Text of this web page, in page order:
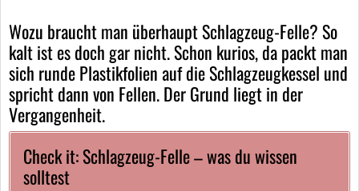
Wozu braucht man überhaupt Schlagzeug-Felle? So
kalt ist es doch gar nicht. Schon kurios, da packt man
sich runde Plastikfolien auf die Schlagzeugkessel und
spricht dann von Fellen. Der Grund liegt in der
Vergangenheit.
Check it: Schlagzeug-Felle – was du wissen
solltest